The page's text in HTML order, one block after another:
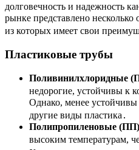
долговечность и надежность
рынке представлено
из которых имеет свои
Пластиковые трубы
Поливинилхлоридные
недорогие, устойчивы к
Однако, менее
другие виды пластика․
Полипропиленовые
высоким температурам,